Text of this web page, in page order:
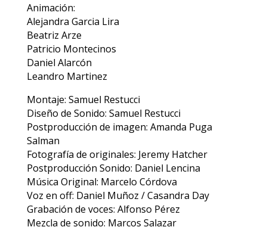
Animación:
Alejandra Garcia Lira
Beatriz Arze
Patricio Montecinos
Daniel Alarcón
Leandro Martinez
Montaje: Samuel Restucci
Diseño de Sonido: Samuel Restucci
Postproducción de imagen: Amanda Puga
Salman
Fotografía de originales: Jeremy Hatcher
Postproducción Sonido: Daniel Lencina
Música Original: Marcelo Córdova
Voz en off: Daniel Muñoz / Casandra Day
Grabación de voces: Alfonso Pérez
Mezcla de sonido: Marcos Salazar